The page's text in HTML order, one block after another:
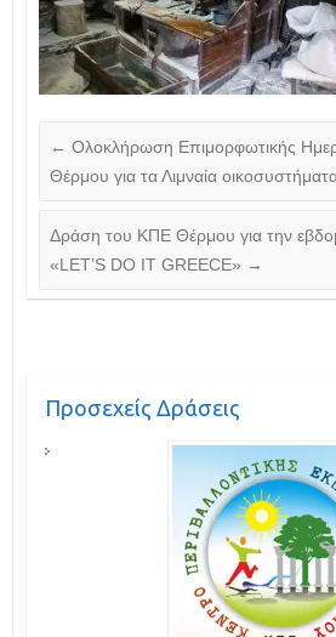
← Ολοκλήρωση Επιμορφωτικής
Θέρμου για τα Λιμναία
Δράση του ΚΠΕ Θέρμου για την
«LET’S DO IT GREECE» →
Προσεχείς Δράσεις